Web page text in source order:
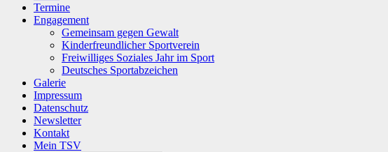
Termine
Engagement
Gemeinsam gegen Gewalt
Kinderfreundlicher Sportverein
Freiwilliges Soziales Jahr im Sport
Deutsches Sportabzeichen
Galerie
Impressum
Datenschutz
Newsletter
Kontakt
Mein TSV